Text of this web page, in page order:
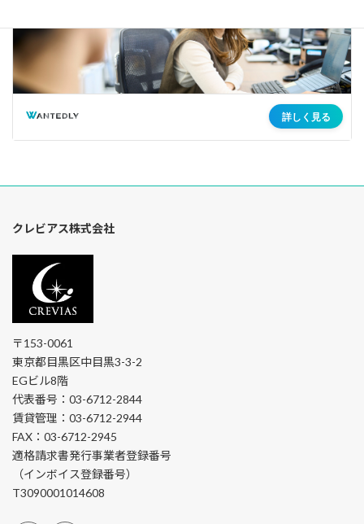
クレビアス株式会社
〒153-0061
東京都目黒区中目黒3-3-2
EGビル8階
代表番号：03-6712-2844
賃貸管理：03-6712-2944
FAX：03-6712-2945
適格請求書発行事業者登録番号
（インボイス登録番号）
T3090001014608